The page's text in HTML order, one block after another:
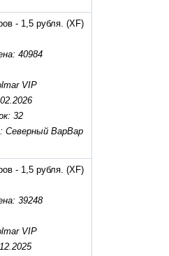
- 1,5 рубля. (XF)
40984
VIP
32
Северный ВарВар
- 1,5 рубля. (XF)
39248
VIP